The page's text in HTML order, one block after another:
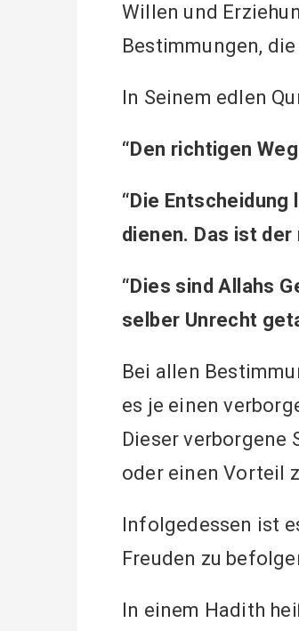
Willen und
Bestimmungen,
In Seinem edlen
“Den richtigen
“Die
dienen. Das ist der
“Dies sind Allahs
selber Unrecht
Bei allen
es je einen
Dieser verborgene
oder einen Vorteil
Infolgedessen ist
Freuden zu
In einem Hadith